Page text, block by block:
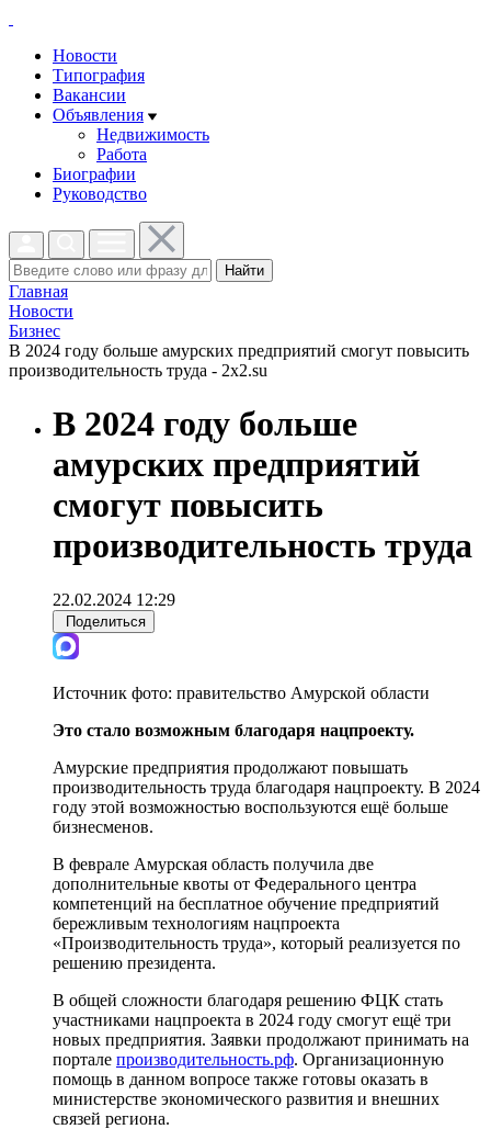
Новости
Типография
Вакансии
Объявления
Недвижимость
Работа
Биографии
Руководство
Найти
Главная
Новости
Бизнес
В 2024 году больше амурских предприятий смогут повысить
производительность труда - 2x2.su
В 2024 году больше
амурских предприятий
смогут повысить
производительность труда
22.02.2024 12:29
Поделиться
Источник фото: правительство Амурской области
Это стало возможным благодаря нацпроекту.
Амурские предприятия продолжают повышать
производительность труда благодаря нацпроекту. В 2024
году этой возможностью воспользуются ещё больше
бизнесменов.
В феврале Амурская область получила две
дополнительные квоты от Федерального центра
компетенций на бесплатное обучение предприятий
бережливым технологиям нацпроекта
«Производительность труда», который реализуется по
решению президента.
В общей сложности благодаря решению ФЦК стать
участниками нацпроекта в 2024 году смогут ещё три
новых предприятия. Заявки продолжают принимать на
портале производительность.рф. Организационную
помощь в данном вопросе также готовы оказать в
министерстве экономического развития и внешних
связей региона.